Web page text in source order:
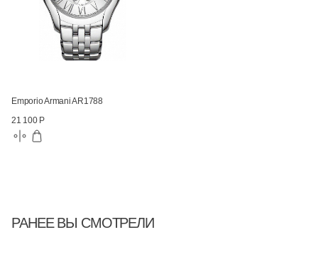
Emporio Armani AR1788
21 100 Р
РАНЕЕ ВЫ СМОТРЕЛИ